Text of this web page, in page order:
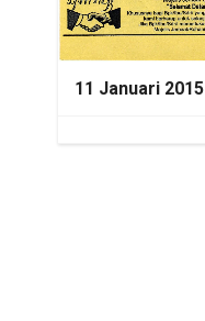
11 Januari 2015